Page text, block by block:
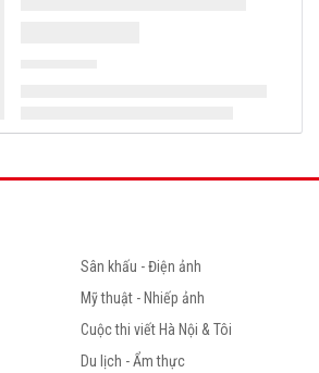
Sân khấu - Điện ảnh
Mỹ thuật - Nhiếp ảnh
Cuộc thi viết Hà Nội & Tôi
Du lịch - Ẩm thực